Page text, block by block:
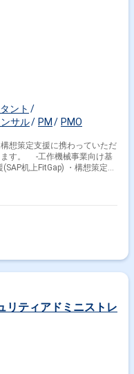
ント
サル PM PMO
想策定支援に携わっていただ
ます。 -工作機械事業向け基
机上FitGap) ・構想策定の
グ、現行システム文書確
リティアドミニストレ